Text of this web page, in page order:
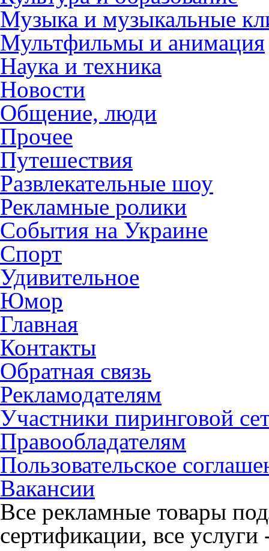
Музыка и музыкальные
Мультфильмы и анимация
Наука и техника
Новости
Общение, люди
Прочее
Путешествия
Развлекательные шоу
Рекламные ролики
События на Украине
Спорт
Удивительное
Юмор
Главная
Контакты
Обратная связь
Рекламодателям
Участники пиринговой
Правообладателям
Пользовательское
Вакансии
Все рекламные товары
сертификации, все